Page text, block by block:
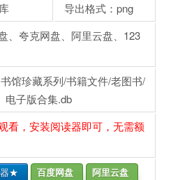
导出格式：png
、夸克网盘、阿里云盘、123
馆珍藏系列/书籍文件/老图书/
电子版合集.db
看，安装阅读器即可，无需额
★ 百度网盘
阿里云盘